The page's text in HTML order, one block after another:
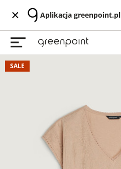
Aplikacja greenpoint.pl
SALE